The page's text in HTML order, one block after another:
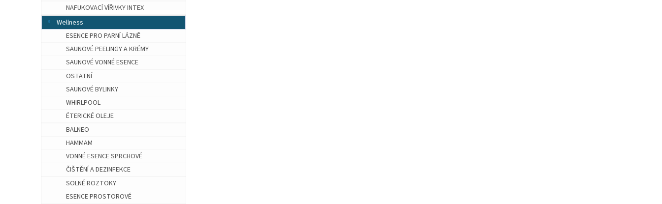
NAFUKOVACÍ VÍŘIVKY INTEX
Wellness
ESENCE PRO PARNÍ LÁZNĚ
SAUNOVÉ PEELINGY A KRÉMY
SAUNOVÉ VONNÉ ESENCE
OSTATNÍ
SAUNOVÉ BYLINKY
WHIRLPOOL
ÉTERICKÉ OLEJE
BALNEO
HAMMAM
VONNÉ ESENCE SPRCHOVÉ
ČIŠTĚNÍ A DEZINFEKCE
SOLNÉ ROZTOKY
ESENCE PROSTOROVÉ